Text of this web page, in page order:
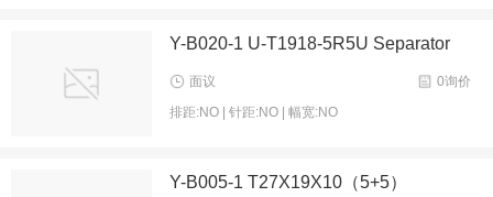
Y-B020-1 U-T1918-5R5U Separator
0询价
面议
排距:NO | 针距:NO | 幅宽:NO
Y-B005-1 T27X19X10（5+5）